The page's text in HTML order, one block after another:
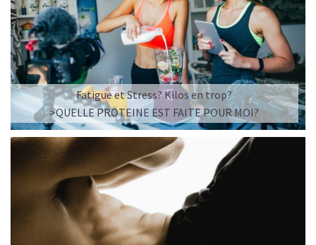
Fatigue et Stress? Kilos en trop?
>QUELLE PROTEINE EST FAITE POUR MOI?